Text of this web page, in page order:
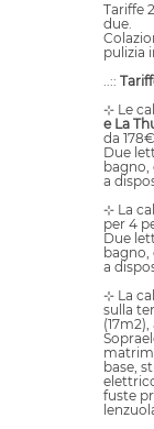
Tariffe
due.
pulizia
..::
⊹ Le
e La
da
Due
bagno,
a
⊹ La
per 4
Due
bagno,
a
⊹ La
sulla
base,
fuste